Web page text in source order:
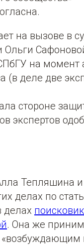
на вызове в
на момент
(в деле две
стороне
экспертов
Тепляшина
делах по
делах
. Она же
«возбуждающим